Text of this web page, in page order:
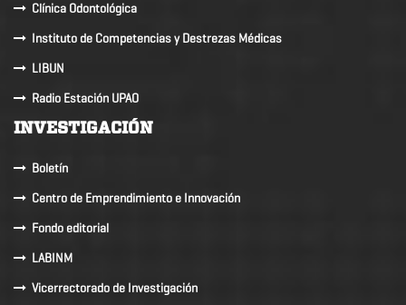
Clínica Odontológica
Instituto de Competencias y Destrezas Médicas
LIBUN
Radio Estación UPAO
INVESTIGACIÓN
Boletín
Centro de Emprendimiento e Innovación
Fondo editorial
LABINM
Vicerrectorado de Investigación